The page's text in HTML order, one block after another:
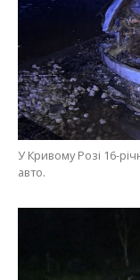
У Кривому Розі 16-
авто.